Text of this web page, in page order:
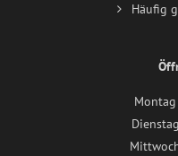
Häufig
Montag
Dienstag